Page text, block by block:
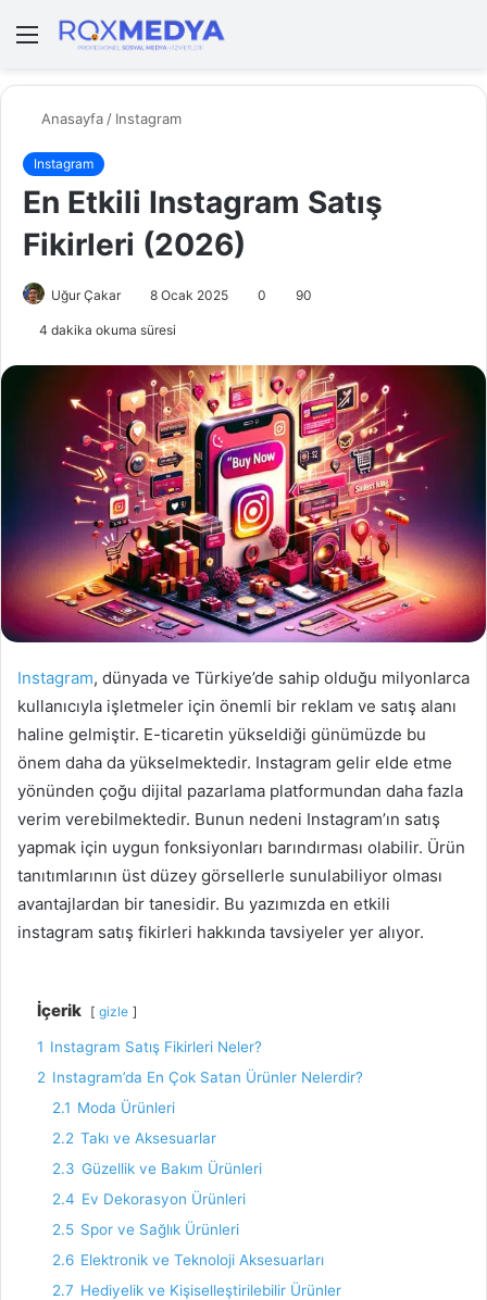
Menü
Anasayfa / Instagram
Instagram
En Etkili Instagram Satış
Fikirleri (2026)
Uğur Çakar 8 Ocak 2025 0 90
4 dakika okuma süresi
Instagram, dünyada ve Türkiye’de sahip olduğu milyonlarca
kullanıcıyla işletmeler için önemli bir reklam ve satış alanı
haline gelmiştir. E-ticaretin yükseldiği günümüzde bu
önem daha da yükselmektedir. Instagram gelir elde etme
yönünden çoğu dijital pazarlama platformundan daha fazla
verim verebilmektedir. Bunun nedeni Instagram’ın satış
yapmak için uygun fonksiyonları barındırması olabilir. Ürün
tanıtımlarının üst düzey görsellerle sunulabiliyor olması
avantajlardan bir tanesidir. Bu yazımızda en etkili
instagram satış fikirleri hakkında tavsiyeler yer alıyor.
İçerik gizle
1 Instagram Satış Fikirleri Neler?
2 Instagram’da En Çok Satan Ürünler Nelerdir?
2.1 Moda Ürünleri
2.2 Takı ve Aksesuarlar
2.3 Güzellik ve Bakım Ürünleri
2.4 Ev Dekorasyon Ürünleri
2.5 Spor ve Sağlık Ürünleri
2.6 Elektronik ve Teknoloji Aksesuarları
2.7 Hediyelik ve Kişiselleştirilebilir Ürünler